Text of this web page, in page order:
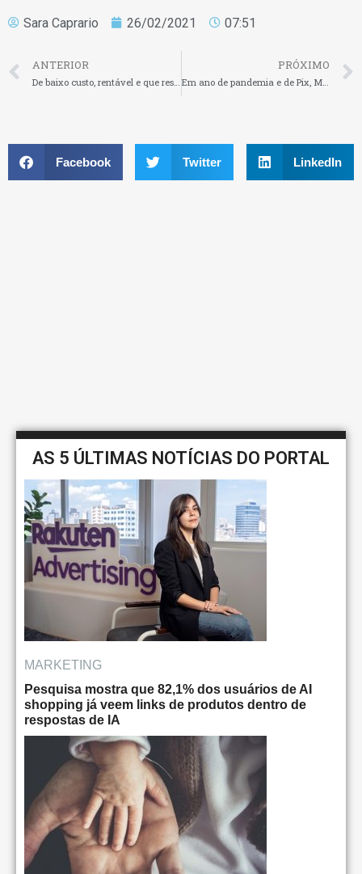
Sara Caprario 26/02/2021 07:51
ANTERIOR PRÓXIMO
Em ano de pandemia e de Pix, Matera cresce mais de 20% em seu faturamento
Facebook Twitter LinkedIn
AS 5 ÚLTIMAS NOTÍCIAS DO PORTAL
MARKETING
Pesquisa mostra que 82,1% dos usuários de AI
shopping já veem links de produtos dentro de
respostas de IA